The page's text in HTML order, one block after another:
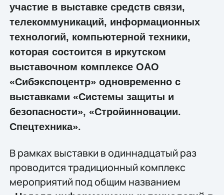
участие в выставке средств связи,
телекоммуникаций, информационных
технологий, компьютерной техники,
которая состоится в иркутском
выставочном комплексе ОАО
«Сибэкспоцентр» одновременно с
выставками «Системы защиты и
безопасности», «Стройинновации.
Спецтехника».
В рамках выставки в одиннадцатый раз
проводится традиционный комплекс
мероприятий под общим названием